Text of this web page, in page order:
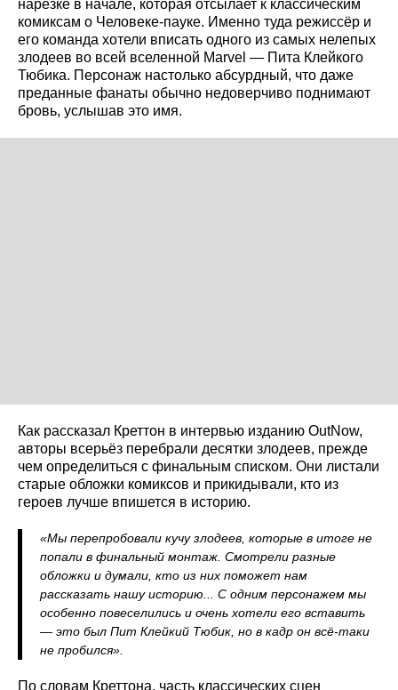
нарезке в начале, которая отсылает к классическим
комиксам о Человеке-пауке. Именно туда режиссёр и
его команда хотели вписать одного из самых нелепых
злодеев во всей вселенной Marvel — Пита Клейкого
Тюбика. Персонаж настолько абсурдный, что даже
преданные фанаты обычно недоверчиво поднимают
бровь, услышав это имя.
Как рассказал Креттон в интервью изданию OutNow,
авторы всерьёз перебрали десятки злодеев, прежде
чем определиться с финальным списком. Они листали
старые обложки комиксов и прикидывали, кто из
героев лучше впишется в историю.
«Мы перепробовали кучу злодеев, которые в итоге не
попали в финальный монтаж. Смотрели разные
обложки и думали, кто из них поможет нам
рассказать нашу историю... С одним персонажем мы
особенно повеселились и очень хотели его вставить
— это был Пит Клейкий Тюбик, но в кадр он всё-таки
не пробился».
По словам Креттона, часть классических сцен